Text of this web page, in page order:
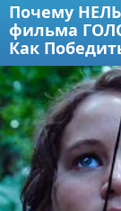
Почему
фильма
Как